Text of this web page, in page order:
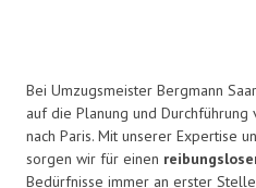
Bei Umzugsmeister Bergmann
auf die Planung und
nach Paris. Mit unserer Expertise
sorgen wir für einen
Bedürfnisse immer an erster